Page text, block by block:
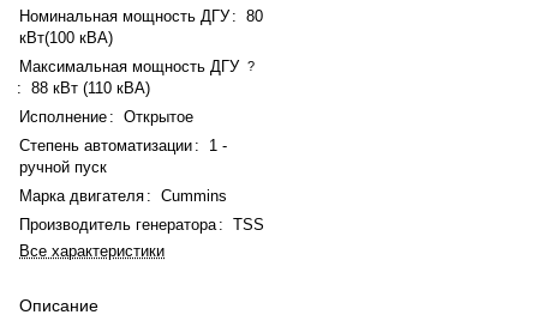
Номинальная мощность ДГУ : 80
кВт(100 кВА)
Максимальная мощность ДГУ ?
: 88 кВт (110 кВА)
Исполнение : Открытое
Степень автоматизации :
1 -
ручной пуск
Марка двигателя : Cummins
Производитель генератора : TSS
Все характеристики
Описание